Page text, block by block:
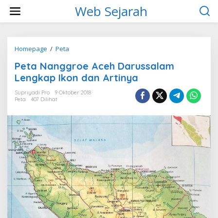
w
Web Sejarah
Homepage / Peta
t
a
N
a
r
o
e
A
c
e
h
D
a
r
u
Peta Nanggroe Aceh Darussalam
Lengkap Ikon dan Artinya
Supriyadi Pro
9 Oktober 2018
Peta
407 Dilihat